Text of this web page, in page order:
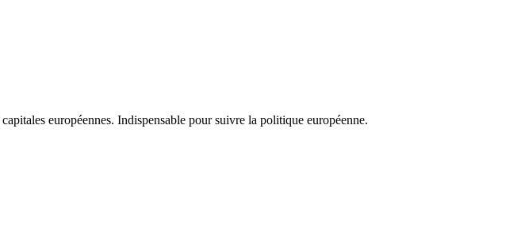
européennes. Indispensable pour suivre la politique européenne.